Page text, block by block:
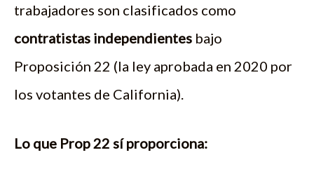
trabajadores son clasificados como
contratistas independientes bajo
Proposición 22 (la ley aprobada en 2020 por
los votantes de California).
Lo que Prop 22 sí proporciona: